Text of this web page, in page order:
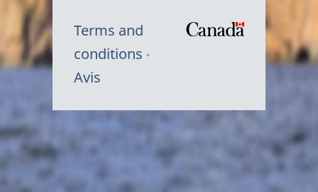
Terms and
conditions
Avis
Symbole
Canada